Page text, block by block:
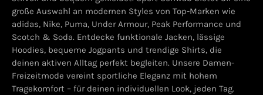
große Auswahl an modernen Styles von Top-Marken wie
adidas, Nike, Puma, Under Armour, Peak Performance und
Scotch & Soda. Entdecke funktionale Jacken, lässige
Hoodies, bequeme Jogpants und trendige Shirts, die
deinen aktiven Alltag perfekt begleiten. Unsere Damen-
Freizeitmode vereint sportliche Eleganz mit hohem
Tragekomfort – für deinen individuellen Look, jeden Tag.